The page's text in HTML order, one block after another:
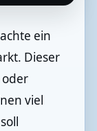
ein
Dieser
viel